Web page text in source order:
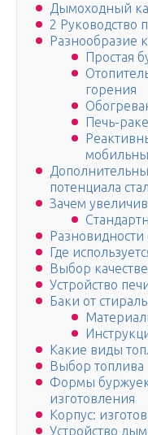
Дымоходный
2 Руководство
Разнообразие
Простая
горения
Печь-
потенциала
Зачем
Где
Выбор
Устройство
Баки от
Какие виды
Выбор топлива
Формы
изготовления
Корпус:
Устройство